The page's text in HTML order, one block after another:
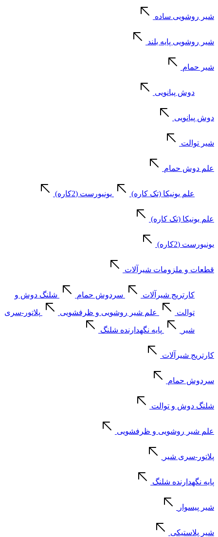
شیر روشویی ساده
شیر روشویی پایه بلند
شیر حمام
دوش پیانویی
دوش پیانویی
شیر توالت
علم دوش حمام
علم یونیکا (تک کاره) یونیورست (2کاره)
علم یونیکا (تک کاره)
یونیورست (2کاره)
قطعات و ملزومات شیرآلات
کارتریج شیرآلات سردوش حمام شلنگ دوش و
توالت علم شیر روشویی و ظرفشویی پلاتور-سری
شیر پایه نگهدارنده شلنگ
کارتریج شیرآلات
سردوش حمام
شلنگ دوش و توالت
علم شیر روشویی و ظرفشویی
پلاتور-سری شیر
پایه نگهدارنده شلنگ
شیر پیسوار
شیر پلاستیکی